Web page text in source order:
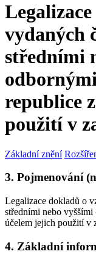
vydaných
středními
republice
použití v
Základní znění
3. Pojmenování
Legalizace dokladů o
středními nebo
účelem jejich použití v
4. Základní